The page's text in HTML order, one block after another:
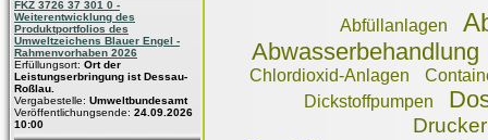
FKZ 3726 37 301 0 -
Weiterentwicklung des
Produktportfolios des
Umweltzeichens Blauer Engel -
Rahmenvorhaben 2026
Erfüllungsort: Ort der
Leistungserbringung ist Dessau-
Roßlau.
Vergabestelle: Umweltbundesamt
Veröffentlichungsende: 24.09.2026
10:00
Abfüllanlagen
Abwasserbehandlung
Chlordioxid-Anlagen
Dickstoffpumpen